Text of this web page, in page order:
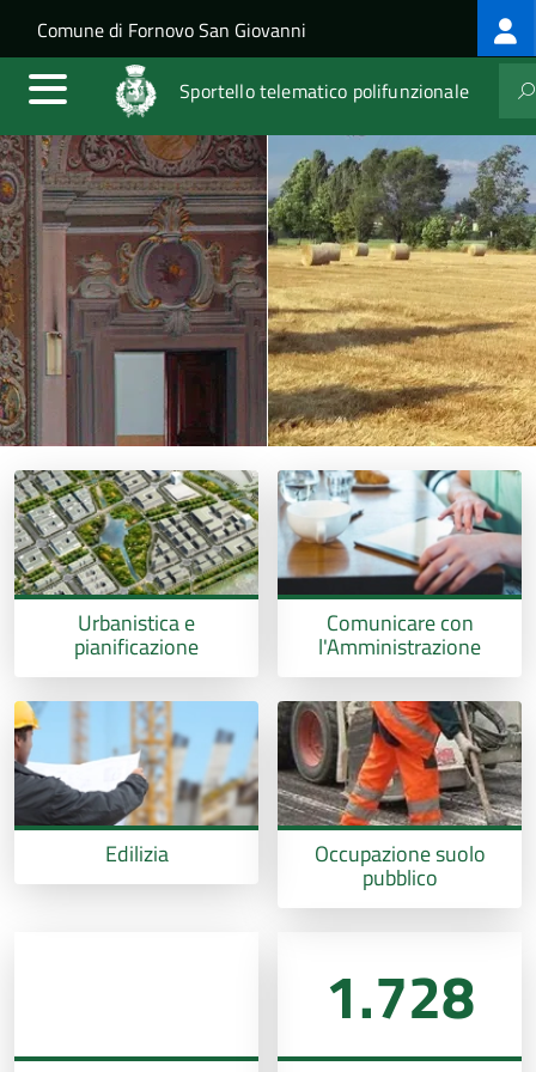
Salta al contenuto principale
Skip to site navigation
Comune di Fornovo San Giovanni
Sportello telematico polifunzionale
Urbanistica e
pianificazione
Comunicare con
l'Amministrazione
Edilizia Occupazione suolo
pubblico
1.728